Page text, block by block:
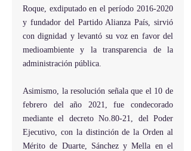
Roque, exdiputado en el período 2016-2020
y fundador del Partido Alianza País, sirvió
con dignidad y levantó su voz en favor del
medioambiente y la transparencia de la
administración pública.
Asimismo, la resolución señala que el 10 de
febrero del año 2021, fue condecorado
mediante el decreto No.80-21, del Poder
Ejecutivo, con la distinción de la Orden al
Mérito de Duarte, Sánchez y Mella en el